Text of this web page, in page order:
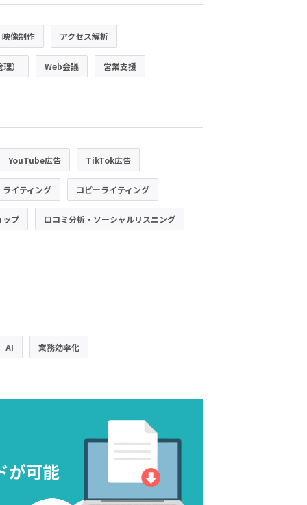
像制作 アクセス解析
） Web会議 営業支援
YouTube広告 TikTok広告
イティング コピーライティング
ップ 口コミ分析・ソーシャルリスニング
AI 業務効率化